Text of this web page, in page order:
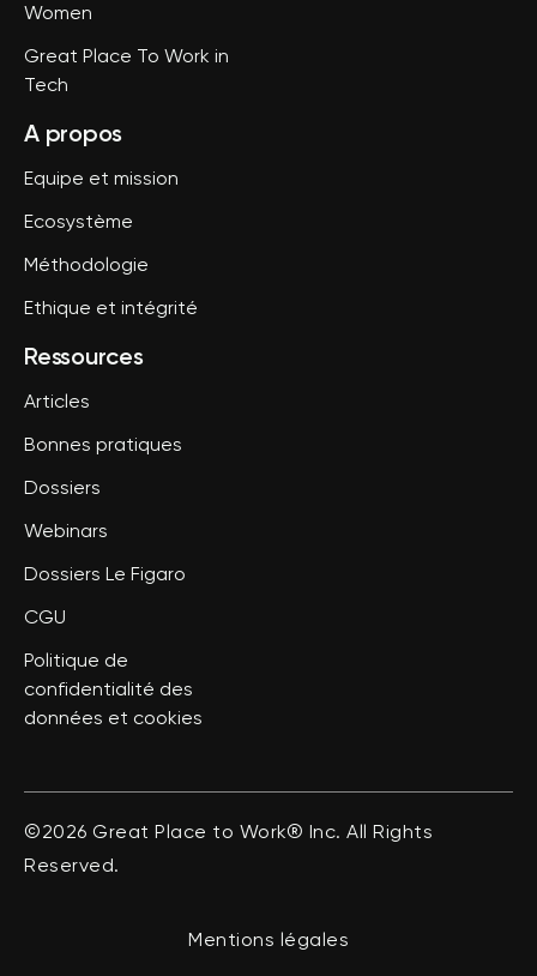
Women
Great Place To Work in
Tech
A propos
Equipe et mission
Ecosystème
Méthodologie
Ethique et intégrité
Ressources
Articles
Bonnes pratiques
Dossiers
Webinars
Dossiers Le Figaro
CGU
Politique de
confidentialité des
données et cookies
©2026 Great Place to Work® Inc. All Rights
Reserved.
Mentions légales